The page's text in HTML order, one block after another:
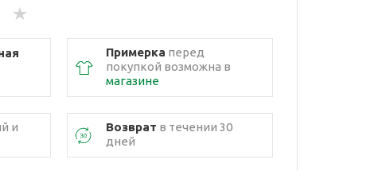
Примерка перед
покупкой возможна в
магазине
и
Возврат в течении 30
дней